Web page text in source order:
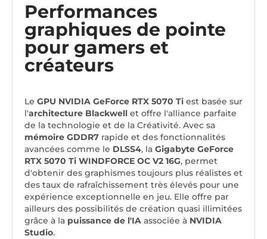
Performances
graphiques de pointe
pour gamers et
créateurs
Le GPU NVIDIA GeForce RTX 5070 Ti est basée sur
l'architecture Blackwell et offre l'alliance parfaite
de la technologie et de la Créativité. Avec sa
mémoire GDDR7 rapide et des fonctionnalités
avancées comme le DLSS4, la Gigabyte GeForce
RTX 5070 Ti WINDFORCE OC V2 16G, permet
d'obtenir des graphismes toujours plus réalistes et
des taux de rafraîchissement très élevés pour une
expérience exceptionnelle en jeu. Elle offre par
ailleurs des possibilités de création quasi illimitées
grâce à la puissance de l'IA associée à NVIDIA
Studio.